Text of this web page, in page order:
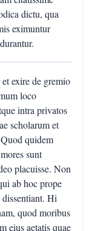
exire de gremio
loco
intra privatos
scholarum et
quidem
sunt
placuisse. Non
ab hoc prope
Hi
quod moribus
eius aetatis quae